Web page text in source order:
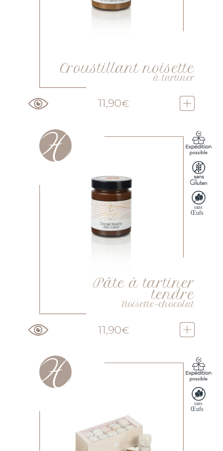
Croustillant noisette
à tartiner
11,90€
Pâte à tartiner
tendre
Noisette-chocolat
11,90€